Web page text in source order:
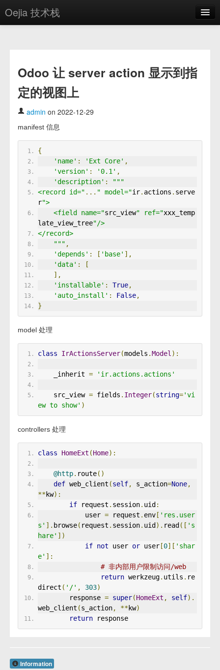
Oejia 技术栈
方案
OE学院
分享
关于
编辑器
Odoo 让 server action 显示到指
定的视图上
admin on 2022-12-29
manifest 信息
{
'name' : 'Ext Core' ,
'version' : '0.1' ,
'description' :
"""
<record id=" ... " model="ir. actions . serve
r">
    <field name="
src_view" ref="xxx_temp
late_view_tree"/>
</record>
    """
,
'depends' : [ 'base' ],
'data' :
[
],
'installable' : True,
'auto_install' : False,
}
model 处理
class IrActionsServer(models .Model ):
    _inherit
= 'ir.actions.actions'
    src_view
= fields . Integer(string='vi
ew to show' )
controllers 处理
class HomeExt (Home):
@http. route()
def web_client (self, s_action=None,
**kw):
if request . session. uid :
            user
= request . env[ 'res.user
s' ]. browse( request . session. uid ). read ([ 's
hare' ])
if not user or user[0][ 'shar
e' ]:
# 非内部用户限制访问/web
return werkzeug. utils . re
direct ( '/' , 303)
        response
= super(HomeExt , self).
web_client (s_action, **kw)
return response
Information